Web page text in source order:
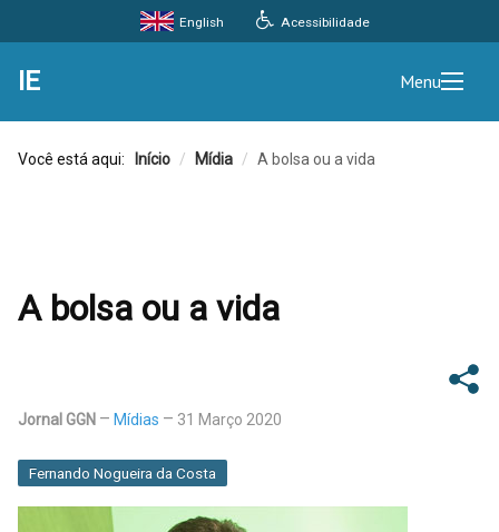
Acessibilidade
English
IE Menu
Você está aqui: Início / Mídia / A bolsa ou a vida
A bolsa ou a vida
Jornal GGN Mídias 31 Março 2020
Fernando Nogueira da Costa